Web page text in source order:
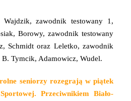
Wajdzik, zawodnik testowany 1,
Borowy, zawodnik testowany
Schmidt oraz Leletko, zawodnik
Tymcik, Adamowicz, Wudel.
seniorzy rozegrają w piątek
Przeciwnikiem Biało-